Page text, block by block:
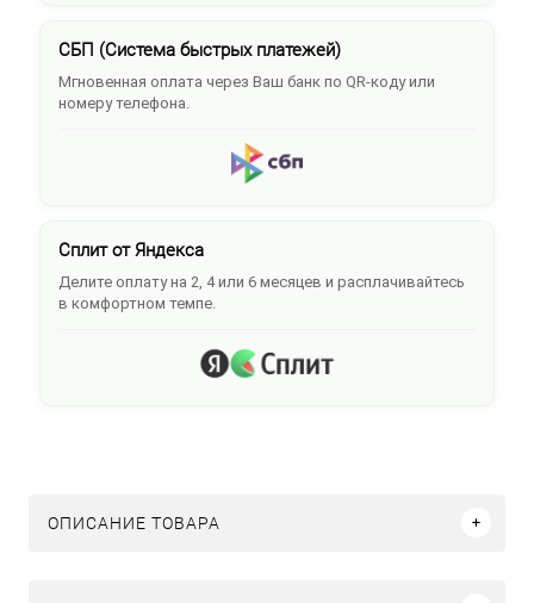
СБП (Система быстрых платежей)
Мгновенная оплата через Ваш банк по QR-коду или
номеру телефона.
Сплит от Яндекса
Делите оплату на 2, 4 или 6 месяцев и расплачивайтесь
в комфортном темпе.
ОПИСАНИЕ ТОВАРА